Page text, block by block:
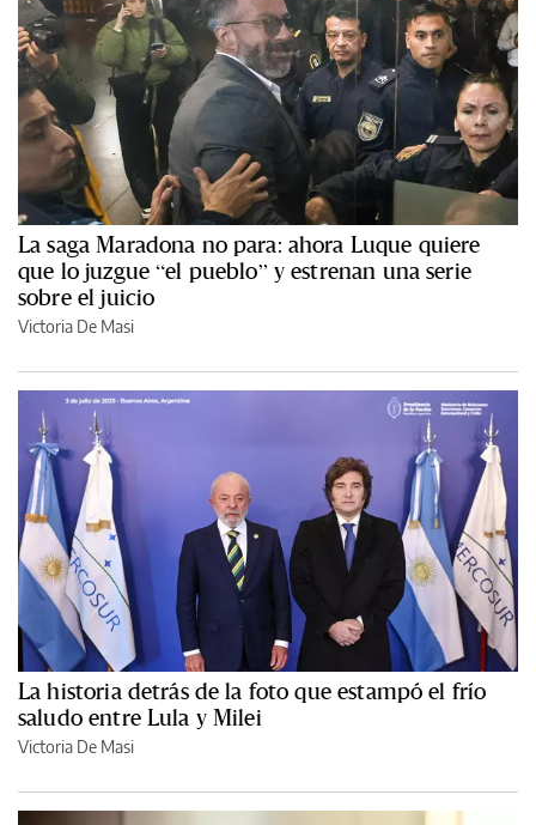
La saga Maradona no para: ahora Luque quiere
que lo juzgue “el pueblo” y estrenan una serie
sobre el juicio
Victoria De Masi
La historia detrás de la foto que estampó el frío
saludo entre Lula y Milei
Victoria De Masi